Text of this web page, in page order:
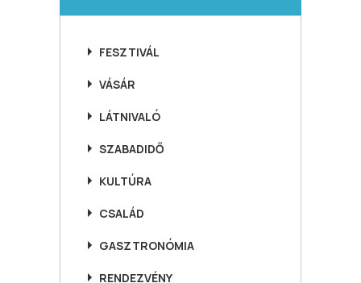
FESZTIVÁL
VÁSÁR
LÁTNIVALÓ
SZABADIDŐ
KULTÚRA
CSALÁD
GASZTRONÓMIA
RENDEZVÉNY